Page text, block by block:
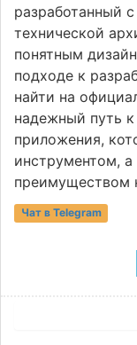
разработанный
технической
понятным
подходе к
найти на
надежный путь
приложения,
инструментом,
преимуществом
Чат в Telegram